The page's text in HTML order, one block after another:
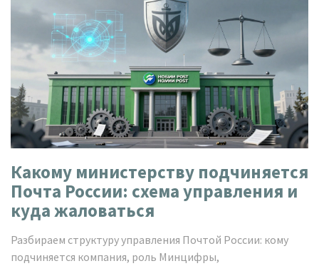
Какому министерству подчиняется
Почта России: схема управления и
куда жаловаться
Разбираем структуру управления Почтой России: кому
подчиняется компания, роль Минцифры,